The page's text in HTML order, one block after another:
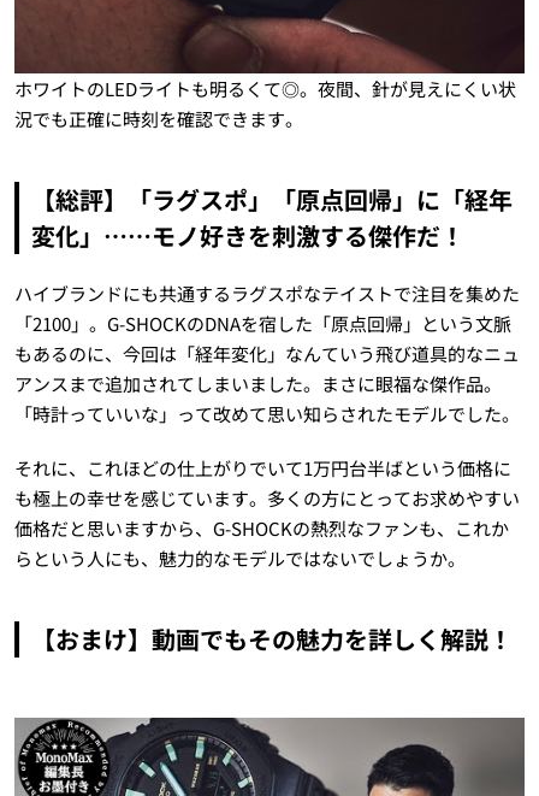
ホワイトのLEDライトも明るくて◎。夜間、針が見えにくい状
況でも正確に時刻を確認できます。
【総評】「ラグスポ」「原点回帰」に「経年
変化」……モノ好きを刺激する傑作だ！
ハイブランドにも共通するラグスポなテイストで注目を集めた
「2100」。G-SHOCKのDNAを宿した「原点回帰」という文脈
もあるのに、今回は「経年変化」なんていう飛び道具的なニュ
アンスまで追加されてしまいました。まさに眼福な傑作品。
「時計っていいな」って改めて思い知らされたモデルでした。
それに、これほどの仕上がりでいて1万円台半ばという価格に
も極上の幸せを感じています。多くの方にとってお求めやすい
価格だと思いますから、G-SHOCKの熱烈なファンも、これか
らという人にも、魅力的なモデルではないでしょうか。
【おまけ】動画でもその魅力を詳しく解説！